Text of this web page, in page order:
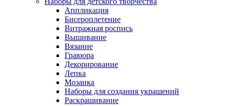
Аппликация
Бисероплетение
Витражная роспись
Вышивание
Вязание
Гравюра
Декорирование
Лепка
Мозаика
Наборы для создания украшений
Раскрашивание